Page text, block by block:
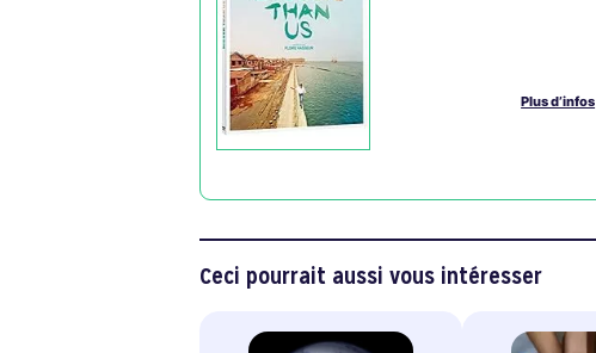
Plus d’infos
Ceci pourrait aussi vous intéresser